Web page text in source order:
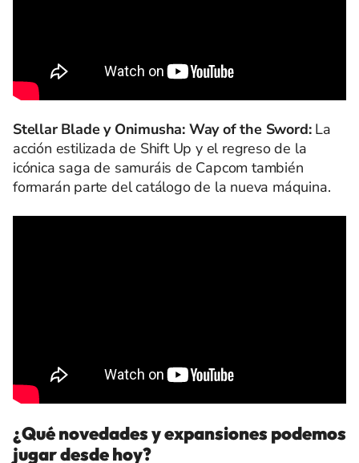
Stellar Blade y Onimusha: Way of the Sword:La
acción estilizada de Shift Up y el regreso de la
icónica saga de samuráis de Capcom también
formarán parte del catálogo de la nueva máquina.
¿Qué novedades y expansiones podemos
jugar desde hoy?